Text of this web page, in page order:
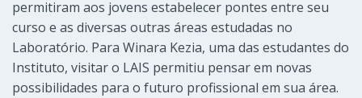
permitiram aos jovens estabelecer pontes entre seu
curso e as diversas outras áreas estudadas no
Laboratório. Para Winara Kezia, uma das estudantes do
Instituto, visitar o LAIS permitiu pensar em novas
possibilidades para o futuro profissional em sua área.